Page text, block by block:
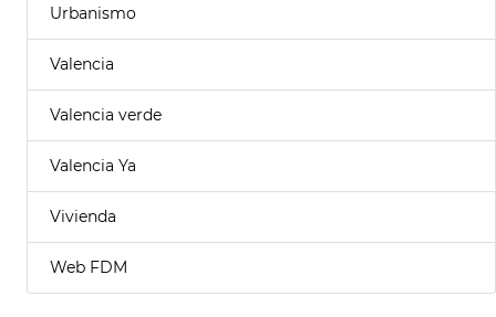
Urbanismo
Valencia
Valencia verde
Valencia Ya
Vivienda
Web FDM